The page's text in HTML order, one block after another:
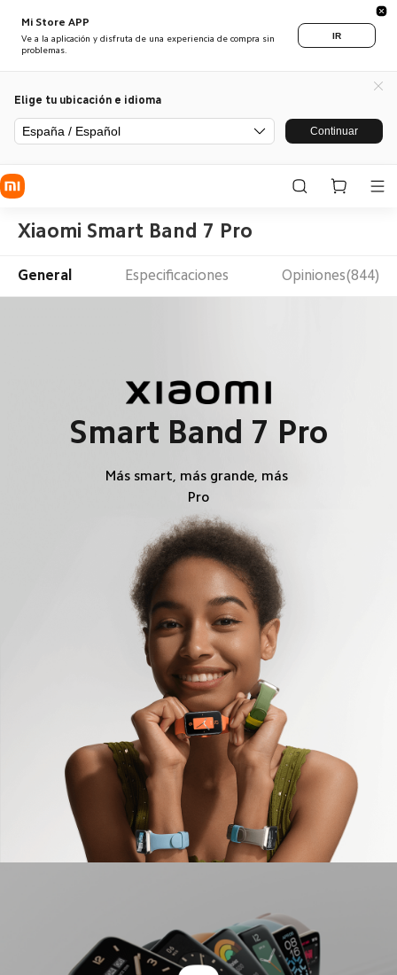
Mi Store APP
Ve a la aplicación y disfruta de una experiencia de compra sin
problemas.
IR
Elige tu ubicación e idioma
España / Español Continuar
Xiaomi Smart Band 7 Pro
General Especificaciones Opiniones(844)
Smart Band 7 Pro
Más smart, más grande, más
Pro